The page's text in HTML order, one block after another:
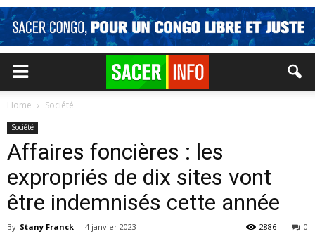
Home Société
Société
Affaires foncières : les
expropriés de dix sites vont
être indemnisés cette année
By Stany Franck - 4 janvier 2023 0
2886